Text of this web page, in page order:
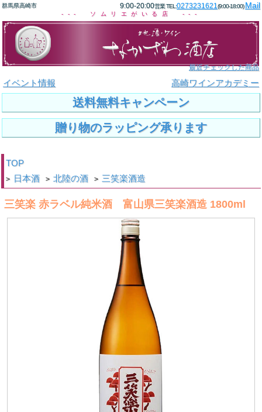
群馬県高崎市 9:00-20:00営業 TEL:0273231621(9:00-18:00)Mail
--- ソムリエがいる店 ---
最近チェックした商品
イベント情報 高崎ワインアカデミー
送料無料キャンペーン
贈り物のラッピング承ります
TOP
> 日本酒 > 北陸の酒 > 三笑楽酒造
三笑楽 赤ラベル純米酒 富山県三笑楽酒造 1800ml